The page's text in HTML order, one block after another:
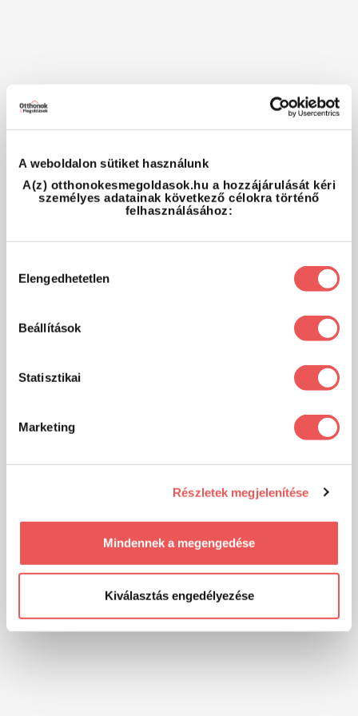
A weboldalon sütiket használunk
A(z) otthonokesmegoldasok.hu a hozzájárulását kéri
személyes adatainak következő célokra történő
felhasználásához:
kiválasztása
Elengedhetetlen
Beállítások
Statisztikai
Marketing
Részletek megjelenítése
Mindennek a megengedése
Kiválasztás engedélyezése